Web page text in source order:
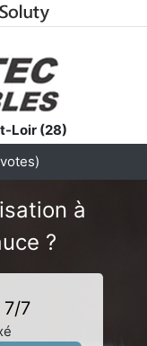
Loir (28)
votes)
à
?
7/7